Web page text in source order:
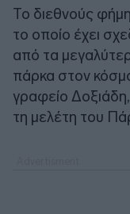
Το διεθνούς
το οποίο έχει
από τα
πάρκα στον
γραφείο
τη μελέτη του